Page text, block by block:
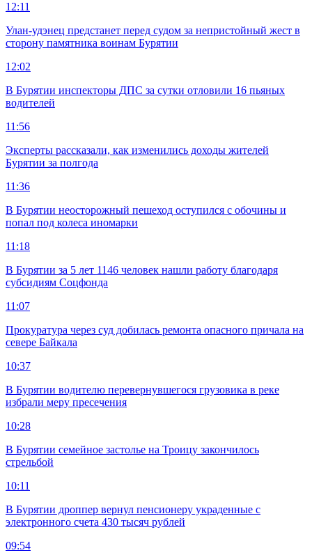
12:11
Улан-удэнец предстанет перед судом за непристойный жест в
сторону памятника воинам Бурятии
12:02
В Бурятии инспекторы ДПС за сутки отловили 16 пьяных
водителей
11:56
Эксперты рассказали, как изменились доходы жителей
Бурятии за полгода
11:36
В Бурятии неосторожный пешеход оступился с обочины и
попал под колеса иномарки
11:18
В Бурятии за 5 лет 1146 человек нашли работу благодаря
субсидиям Соцфонда
11:07
Прокуратура через суд добилась ремонта опасного причала на
севере Байкала
10:37
В Бурятии водителю перевернувшегося грузовика в реке
избрали меру пресечения
10:28
В Бурятии семейное застолье на Троицу закончилось
стрельбой
10:11
В Бурятии дроппер вернул пенсионеру украденные с
электронного счета 430 тысяч рублей
09:54